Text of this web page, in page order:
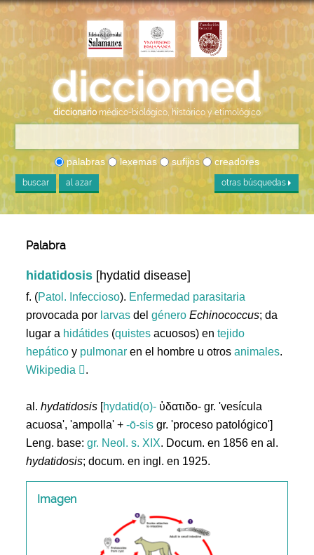
diccionario médico-biológico, histórico y etimológico
palabras lexemas sufijos creadores
buscar al azar otras búsquedas
Palabra
hidatidosis [hydatid disease]
f. (Patol. Infeccioso). Enfermedad parasitaria
provocada por larvas delgénero Echinococcus; da
lugar a hidátides (quistes acuosos) entejido
hepático y pulmonar en el hombre u otrosanimales.
Wikipedia
.
al.hydatidosis [hydatid(o)- ὑδατιδο- gr. 'vesícula
acuosa', 'ampolla' +-ō-sis gr. 'proceso patológico']
Leng. base:gr. Neol. s. XIX. Docum. en 1856 en al.
hydatidosis; docum. en ingl. en 1925.
Imagen